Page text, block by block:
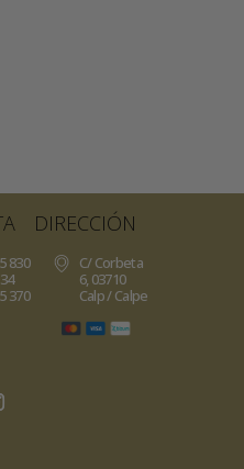
830
370
DIRECCIÓN
C/ Corbeta
6, 03710
Calp / Calpe